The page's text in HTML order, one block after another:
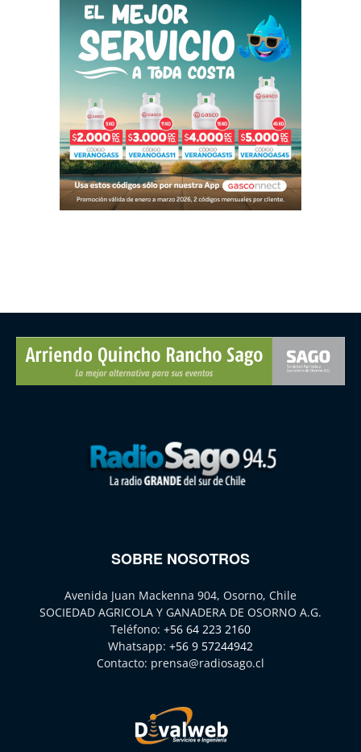
SOBRE NOSOTROS
Avenida Juan Mackenna 904, Osorno, Chile
SOCIEDAD AGRICOLA Y GANADERA DE OSORNO A.G.
Teléfono: +56 64 223 2160
Whatsapp: +56 9 57244942
Contacto: prensa@radiosago.cl